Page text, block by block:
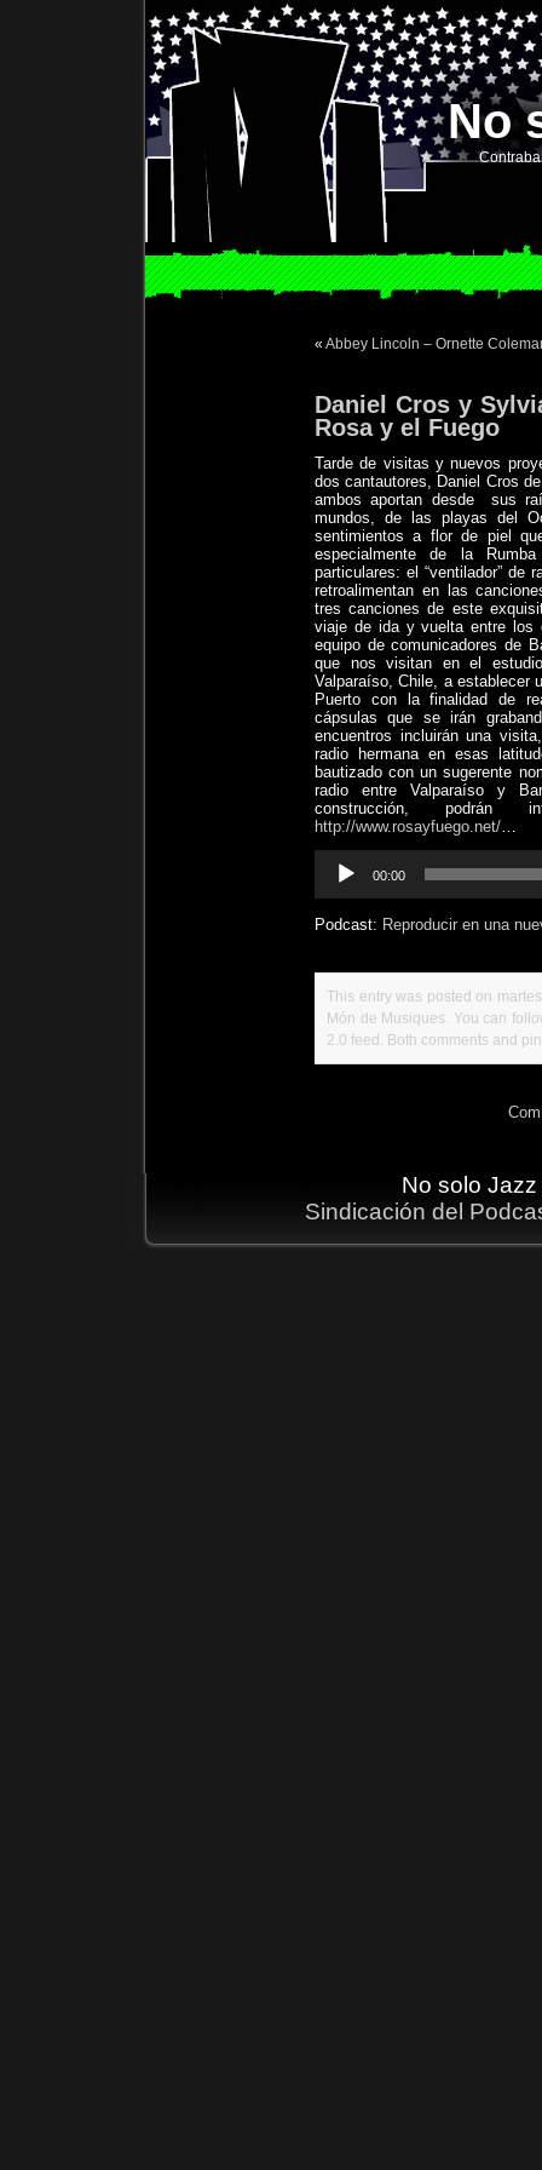
No
« Abbey Lincoln – Ornette
Daniel Cros y
Rosa y el Fuego
Tarde de visitas y nuevos
dos cantautores, Daniel Cros
ambos aportan desde
sus
mundos, de las playas del
sentimientos a flor de piel
especialmente de la
particulares: el “ventilador” de
retroalimentan en las
tres canciones de este
viaje de ida y vuelta entre los
equipo de comunicadores de
que nos visitan en el
Valparaíso, Chile, a establecer
Puerto con la finalidad de
cápsulas que se irán
encuentros incluirán una
radio hermana en esas
bautizado con un sugerente
radio entre Valparaíso y
construcción,
http://www.rosayfuego.net/…
Reproductor
00:00
Podcast: Reproducir en una
This entry was posted on
Món de Musiques. You can
2.0 feed. Both comments and
No solo
Sindicación del